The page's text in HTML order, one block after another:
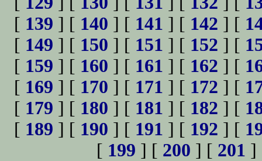
[ 139 ] [ 140 ] [ 141 ] [ 142 ] [
[ 149 ] [ 150 ] [ 151 ] [ 152 ] [
[ 159 ] [ 160 ] [ 161 ] [ 162 ] [
[ 169 ] [ 170 ] [ 171 ] [ 172 ] [
[ 179 ] [ 180 ] [ 181 ] [ 182 ] [
[ 189 ] [ 190 ] [ 191 ] [ 192 ] [
[ 199 ] [ 200 ] [ 201 ]